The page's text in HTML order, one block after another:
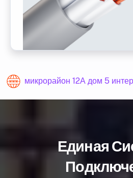
микрорайон 12А дом 5
Единая